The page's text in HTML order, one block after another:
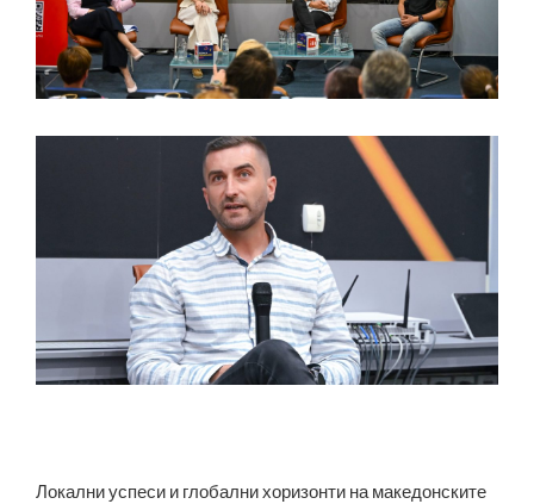
Локални успеси и глобални хоризонти на македонските